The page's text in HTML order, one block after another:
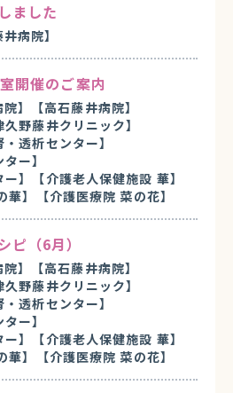
ました
病院】
開催のご案内
】
【高石藤井病院】
久野藤井クリニック】
・透析センター】
ー】
】
【介護老人保健施設 華】
】
【介護医療院 菜の花】
ピ（6月）
】
【高石藤井病院】
久野藤井クリニック】
・透析センター】
ー】
】
【介護老人保健施設 華】
】
【介護医療院 菜の花】